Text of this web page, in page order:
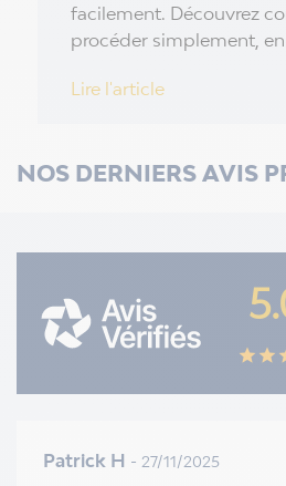
facilement. Découvrez
procéder simplement,
Lire l'article
NOS DERNIERS AVIS
star star
Patrick H - 27/11/2025